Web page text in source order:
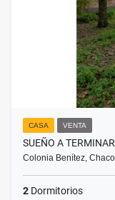
CASA VENTA
SUEÑO A
Colonia Benítez,
2 Dormitorios